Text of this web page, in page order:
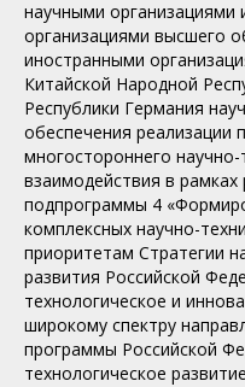
научными организациями
организациями высшего
иностранными
Китайской Народной
Республики Германия
обеспечения реализации
многостороннего научно-
взаимодействия в
подпрограммы 4
комплексных научно-
приоритетам Стратегии
развития Российской
технологическое и
широкому спектру
программы Российской
технологическое